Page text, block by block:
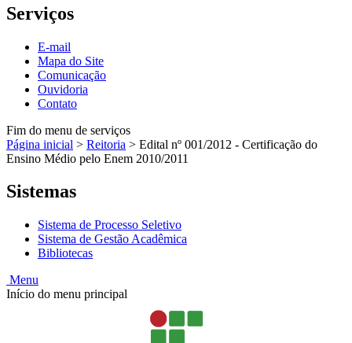
Serviços
E-mail
Mapa do Site
Comunicação
Ouvidoria
Contato
Fim do menu de serviços
Página inicial > Reitoria > Edital nº 001/2012 - Certificação do
Ensino Médio pelo Enem 2010/2011
Sistemas
Sistema de Processo Seletivo
Sistema de Gestão Acadêmica
Bibliotecas
Menu
Início do menu principal